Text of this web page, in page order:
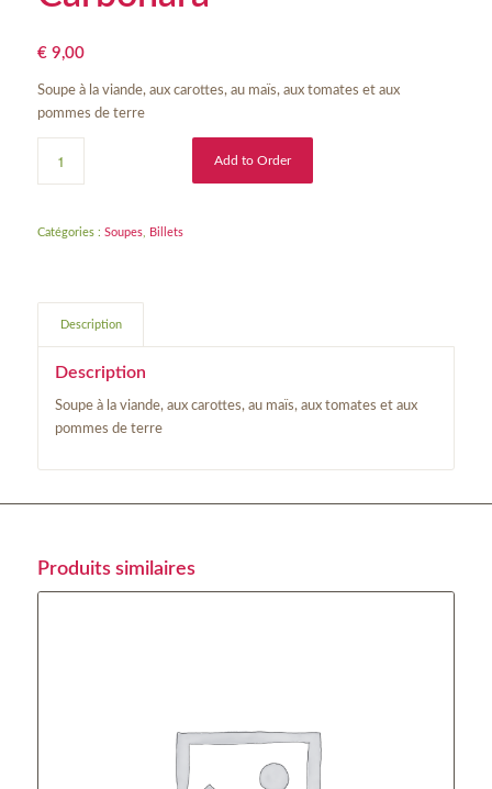
€9,00
Soupe à la viande, aux carottes, au maïs, aux tomates et aux
pommes de terre
Add to Order
Catégories : Soupes, Billets
Description
Description
Soupe à la viande, aux carottes, au maïs, aux tomates et aux
pommes de terre
Produits similaires